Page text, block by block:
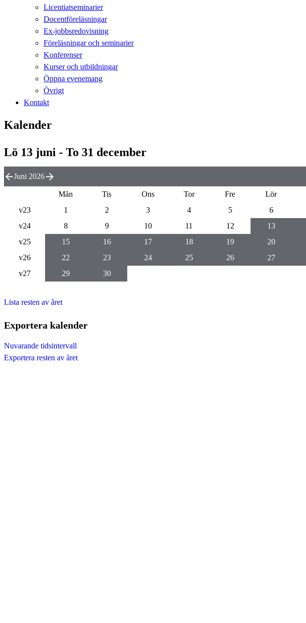
Licentiatseminarier
Docentföreläsningar
Ex-jobbsredovisning
Föreläsningar och seminarier
Konferenser
Kurser och utbildningar
Öppna evenemang
Övrigt
Kontakt
Kalender
Lö 13 juni - To 31 december
Juni 2026
Mån Tis Ons Tor Fre Lör
v23
1 2 3 4 5 6
v24
8 9 10 11 12 13
v25
15 16 17 18 19 20
v26
22 23 24 25 26 27
v27
29 30
Lista resten av året
Exportera kalender
Nuvarande tidsintervall
Exportera resten av året